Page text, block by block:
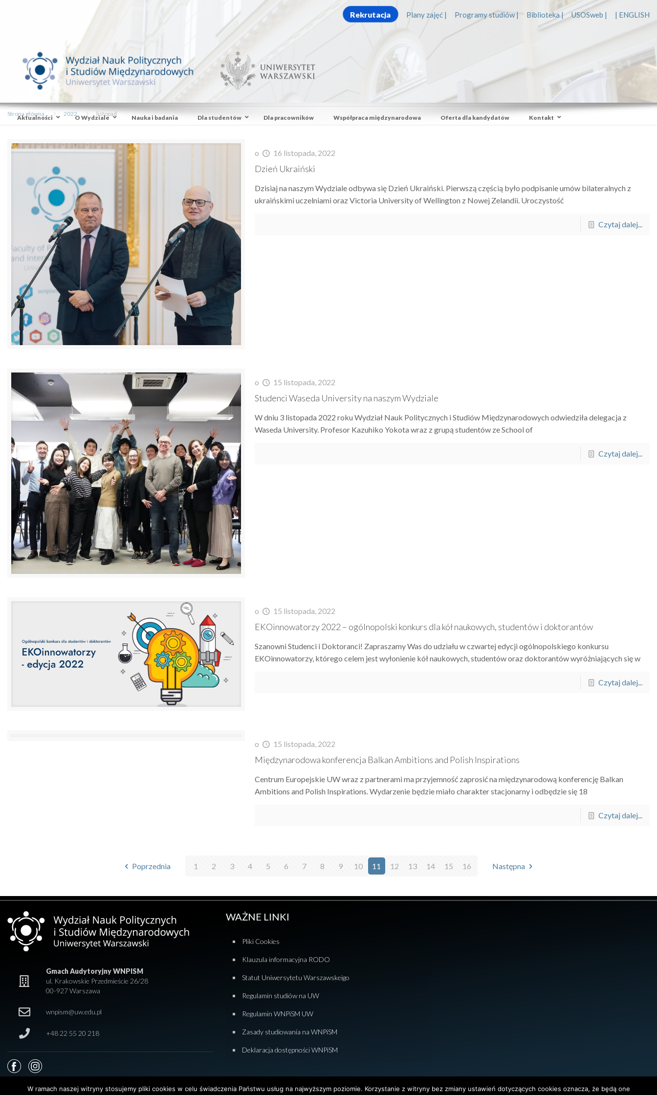
Rekrutacja Plany zajęć | Programy studiów | Biblioteka | USOSweb | | ENGLISH
Aktualności O Wydziale Nauka i badania Dla studentów Dla pracowników Współpraca międzynarodowa Oferta dla kandydatów Kontakt
Strona główna 2022 listopad
o 16 listopada, 2022
Dzień Ukraiński
Dzisiaj na naszym Wydziale odbywa się Dzień Ukraiński. Pierwszą częścią było podpisanie umów bilateralnych z
ukraińskimi uczelniami oraz Victoria University of Wellington z Nowej Zelandii. Uroczystość
Czytaj dalej...
o 15 listopada, 2022
Studenci Waseda University na naszym Wydziale
W dniu 3 listopada 2022 roku Wydział Nauk Politycznych i Studiów Międzynarodowych odwiedziła delegacja z
Waseda University. Profesor Kazuhiko Yokota wraz z grupą studentów ze School of
Czytaj dalej...
o 15 listopada, 2022
EKOinnowatorzy 2022 – ogólnopolski konkurs dla kół naukowych, studentów i doktorantów
Szanowni Studenci i Doktoranci! Zapraszamy Was do udziału w czwartej edycji ogólnopolskiego konkursu
EKOinnowatorzy, którego celem jest wyłonienie kół naukowych, studentów oraz doktorantów wyróżniających się w
Czytaj dalej...
o 15 listopada, 2022
Międzynarodowa konferencja Balkan Ambitions and Polish Inspirations
Centrum Europejskie UW wraz z partnerami ma przyjemność zaprosić na międzynarodową konferencję Balkan
Ambitions and Polish Inspirations. Wydarzenie będzie miało charakter stacjonarny i odbędzie się 18
Czytaj dalej...
Poprzednia 1 2 3 4 5 6 7 8 9 10 11 12 13 14 15 16 Następna
Gmach Audytoryjny WNPISM
ul. Krakowskie Przedmieście 26/28
00-927 Warszawa
wnpism@uw.edu.pl
+48 22 55 20 218
WAŻNE LINKI
Pliki Cookies
Klauzula informacyjna RODO
Statut Uniwersytetu Warszawskeigo
Regulamin studiów na UW
Regulamin WNPiSM UW
Zasady studiowania na WNPiSM
Deklaracja dostępności WNPiSM
W ramach naszej witryny stosujemy pliki cookies w celu świadczenia Państwu usług na najwyższym poziomie. Korzystanie z witryny bez zmiany ustawień dotyczących cookies oznacza, że będą one